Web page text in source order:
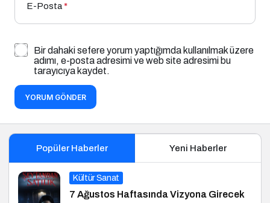
E-Posta*
Bir dahaki sefere yorum yaptığımda kullanılmak üzere
adımı, e-posta adresimi ve web site adresimi bu
tarayıcıya kaydet.
YORUM GÖNDER
Popüler Haberler Yeni Haberler
Kültür Sanat
7 Ağustos Haftasında Vizyona Girecek